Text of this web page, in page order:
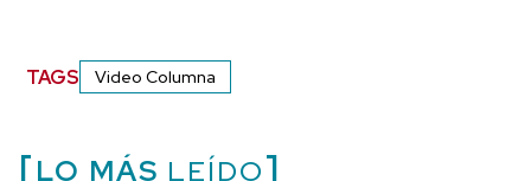
TAGS Video Columna
LO MÁS LEÍDO